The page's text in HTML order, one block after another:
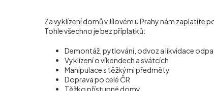
Zavyklízení domův Jílovém u Prahy nám zaplatíte
Tohle všechno je bez příplatků:
Demontáž, pytlování, odvoz a likvidace
Vyklízení o víkendech a svátcích
Manipulace s těžkými předměty
Doprava po celé ČR
Těžko přístupné domy